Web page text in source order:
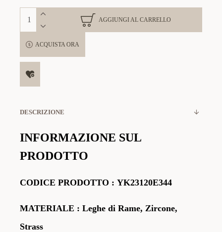
AGGIUNGI AL CARRELLO
ACQUISTA ORA
DESCRIZIONE
INFORMAZIONE SUL
PRODOTTO
CODICE PRODOTTO : YK23120E344
MATERIALE : Leghe di Rame, Zircone,
Strass